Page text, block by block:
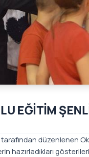
EĞİTİM
düzenlenen
hazırladıkları